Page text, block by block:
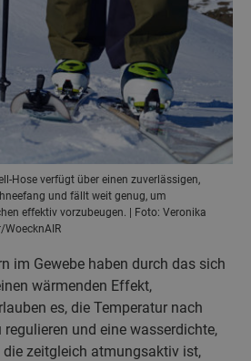
Hose verfügt über einen zuverlässigen,
und fällt weit genug, um
effektiv vorzubeugen. | Foto: Veronika
WoecknAIR
im Gewebe haben durch das sich
wärmenden Effekt,
es, die Temperatur nach
regulieren und eine wasserdichte,
zeitgleich atmungsaktiv ist,